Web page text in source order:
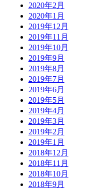
2020年2月
2020年1月
2019年12月
2019年11月
2019年10月
2019年9月
2019年8月
2019年7月
2019年6月
2019年5月
2019年4月
2019年3月
2019年2月
2019年1月
2018年12月
2018年11月
2018年10月
2018年9月